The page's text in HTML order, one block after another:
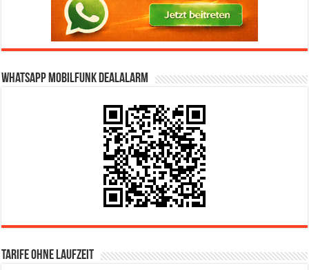
WhatsApp Mobilfunk DealAlarm
Tarife ohne Laufzeit